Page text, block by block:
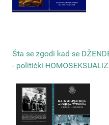
Šta se zgodi kad se
- politički